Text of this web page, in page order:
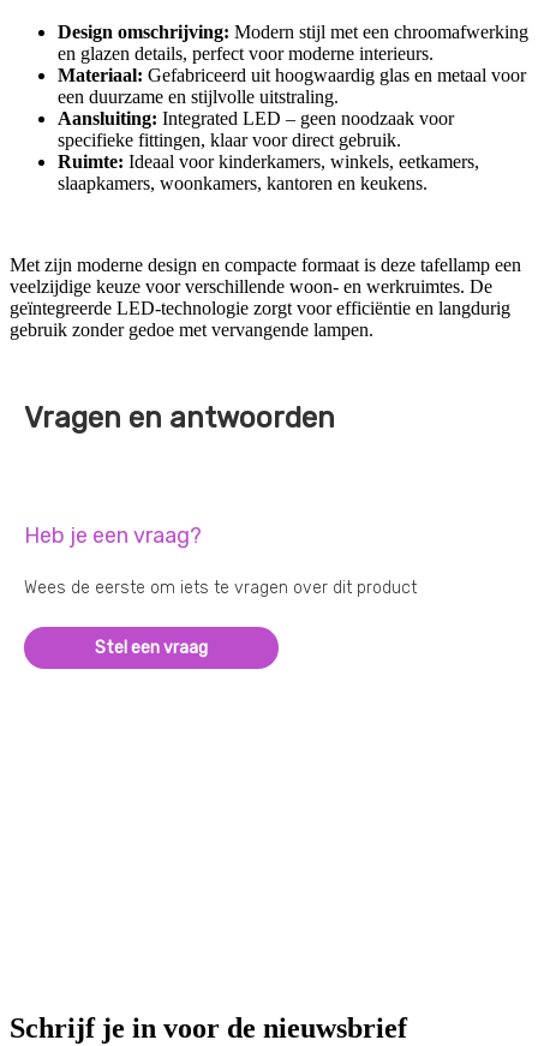
Design omschrijving: Modern stijl met een chroomafwerking
en glazen details, perfect voor moderne interieurs.
Materiaal: Gefabriceerd uit hoogwaardig glas en metaal voor
een duurzame en stijlvolle uitstraling.
Aansluiting: Integrated LED – geen noodzaak voor
specifieke fittingen, klaar voor direct gebruik.
Ruimte: Ideaal voor kinderkamers, winkels, eetkamers,
slaapkamers, woonkamers, kantoren en keukens.
Met zijn moderne design en compacte formaat is deze tafellamp een
veelzijdige keuze voor verschillende woon- en werkruimtes. De
geïntegreerde LED-technologie zorgt voor efficiëntie en langdurig
gebruik zonder gedoe met vervangende lampen.
Vragen en antwoorden
Heb je een vraag?
Wees de eerste om iets te vragen over dit product
Stel een vraag
Schrijf je in voor de nieuwsbrief